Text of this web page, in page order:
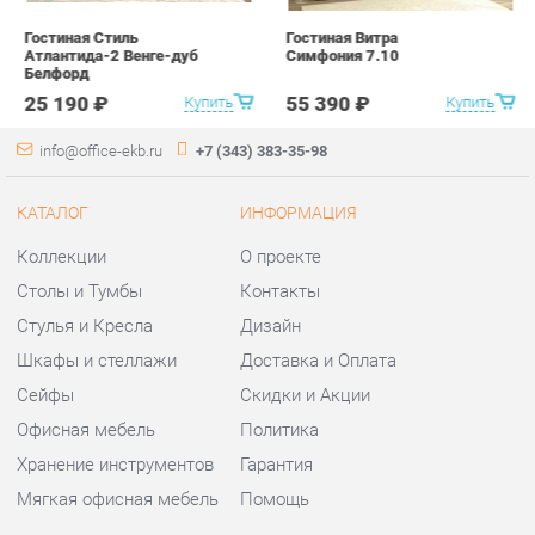
КАТАЛОГ
Коллекции
Стулья и Кресла
Офисная мебель
Хранение инструментов
Мягкая офисная мебель
ИНФОРМАЦИЯ
О проекте
Дизайн
Политика
Гарантия
Помощь
ГОРОДА
Весь мир
Екатеринбург
Шоурум и склад самовывоза
Адрес: г.Екатеринбург,
Уральских рабочих, 54